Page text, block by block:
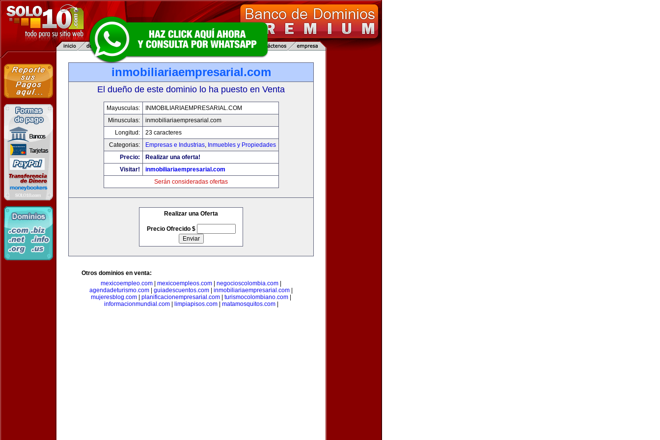
inmobiliariaempresarial.com
El dueño de este dominio lo ha puesto en Venta
Mayusculas:
INMOBILIARIAEMPRESARIAL.COM
Minusculas:
inmobiliariaempresarial.com
Longitud:
23 caracteres
Categorias:
Empresas e Industrias, Inmuebles y Propiedades
Precio:
Realizar una oferta!
Visitar!
inmobiliariaempresarial.com
Serán consideradas ofertas
Realizar una Oferta
Precio Ofrecido $
Otros dominios en venta:
mexicoempleo.com
mexicoempleos.com negocioscolombia.com
agendadeturismo.com
guiadescuentos.com inmobiliariaempresarial.com
mujeresblog.com
planificacionempresarial.com turismocolombiano.com
informacionmundial.com| limpiapisos.com| matamosquitos.com|